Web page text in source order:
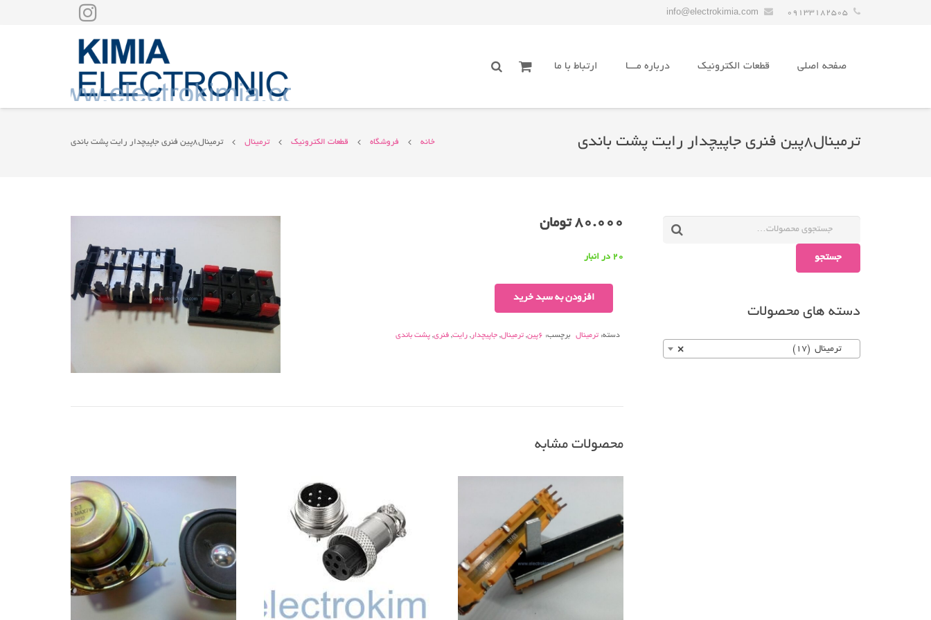
09133182505
info@electrokimia.com
صفحه اصلی قطعات الکترونیک درباره مـــا ارتباط با ما
ترمینال۸پین فنری جاپیچدار رایت پشت باندی خانه فروشگاه قطعات الکترونیک ترمینال ترمینال۸پین فنری جاپیچدار رایت پشت باندی
80.000 تومان
20 در انبار
ترمینال۸پین
فنری
افزودن به سبد خرید
دسته: ترمینال برچسب: 6پین , ترمینال, جاپیچدار , رایت, فنری, پشت باندی
محصولات مشابه
جستجو
دسته های محصولات
× ترمینال (17)